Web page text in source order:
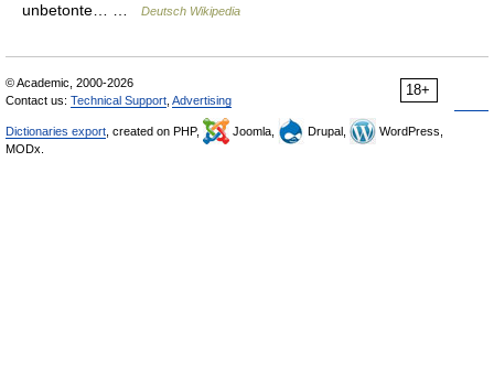
unbetonte… …
Deutsch Wikipedia
18+
© Academic, 2000-2026
Contact us: Technical Support Advertising
Dictionaries export , created on PHP, Joomla, Drupal,
WordPress,
MODx.